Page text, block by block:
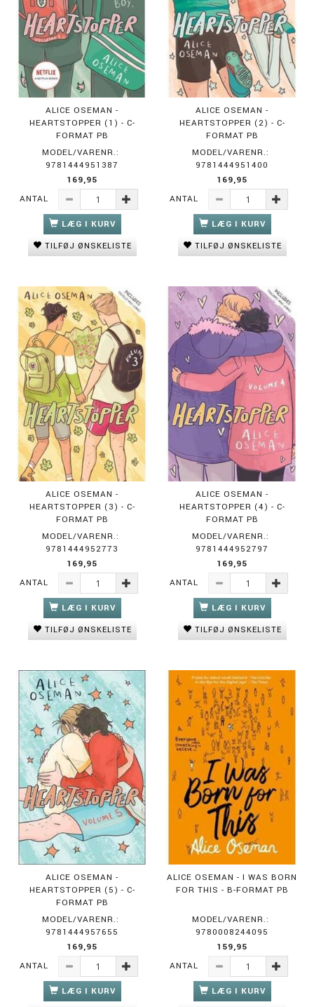
ALICE OSEMAN -
HEARTSTOPPER (1) - C-
FORMAT PB
MODEL/VARENR.:
9781444951387
169,95
ANTAL
LÆG I KURV
TILFØJ ØNSKELISTE
ALICE OSEMAN -
HEARTSTOPPER (2) - C-
FORMAT PB
MODEL/VARENR.:
9781444951400
169,95
ANTAL
LÆG I KURV
TILFØJ ØNSKELISTE
ALICE OSEMAN -
HEARTSTOPPER (3) - C-
FORMAT PB
MODEL/VARENR.:
9781444952773
169,95
ANTAL
LÆG I KURV
TILFØJ ØNSKELISTE
ALICE OSEMAN -
HEARTSTOPPER (4) - C-
FORMAT PB
MODEL/VARENR.:
9781444952797
169,95
ANTAL
LÆG I KURV
TILFØJ ØNSKELISTE
ALICE OSEMAN -
HEARTSTOPPER (5) - C-
FORMAT PB
MODEL/VARENR.:
9781444957655
169,95
ANTAL
LÆG I KURV
ALICE OSEMAN - I WAS BORN
FOR THIS - B-FORMAT PB
MODEL/VARENR.:
9780008244095
159,95
ANTAL
LÆG I KURV